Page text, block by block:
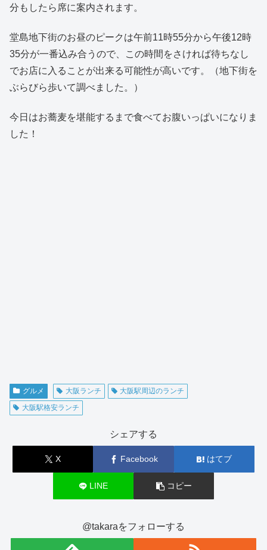
分もしたら席に案内されます。
堂島地下街のお昼のピークは午前11時55分から午後12時
35分が一番込み合うので、この時間をさければ待ちなし
でお店に入ることが出来る可能性が高いです。（地下街を
ぶらびら歩いて調べました。）
今日はお蕎麦を堪能するまで食べてお腹いっぱいになりま
した！
グルメ 大阪ランチ
大阪駅周辺のランチ
大阪駅格安ランチ
シェアする
X Facebook はてブ
LINE コピー
@takaraをフォローする